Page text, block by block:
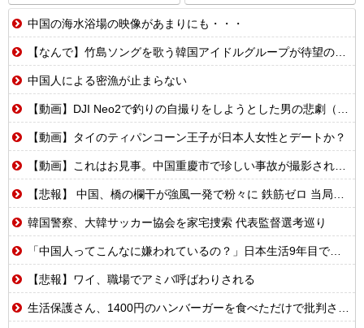
中国の海水浴場の映像があまりにも・・・
【なんで】竹島ソングを歌う韓国アイドルグループが待望の日本デビュー
中国人による密漁が止まらない
【動画】DJI Neo2で釣りの自撮りをしようとした男の悲劇（ノ∇`）
【動画】タイのティパンコーン王子が日本人女性とデートか？
【動画】これはお見事。中国重慶市で珍しい事故が撮影される。
【悲報】 中国、橋の欄干が強風一発で粉々に 鉄筋ゼロ 当局「接着剤でくっつけただけ」「正常で、品質問題はない」
韓国警察、大韓サッカー協会を家宅捜索 代表監督選考巡り
「中国人ってこんなに嫌われているの？」日本生活9年目で明かす本心！
【悲報】ワイ、職場でアミバ呼ばわりされる
生活保護さん、1400円のハンバーガーを食べただけで批判される